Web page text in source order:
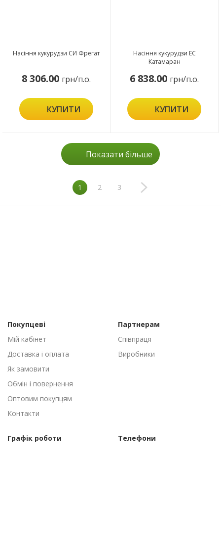
Насіння кукурудзи СИ Фрегат
8 306.00 грн/п.о.
КУПИТИ
Насіння кукурудзи ЕС
Катамаран
6 838.00 грн/п.о.
КУПИТИ
Показати більше
1 2 3
Покупцеві
Мій кабінет
Доставка і оплата
Як замовити
Обмін і повернення
Оптовим покупцям
Контакти
Партнерам
Співпраця
Виробники
Графік роботи
Телефони